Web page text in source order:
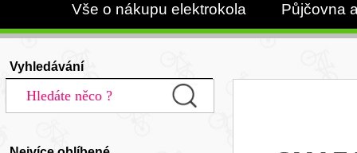
Vše o nákupu elektrokola Půjčovna
Vyhledávání